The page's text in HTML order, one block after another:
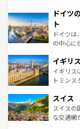
せる。地
ンテンツ
で、幅広
聖堂、美
から魅了
れ、フラ
香り高い
らに、
も豊かな
を参照し
ドイツ
ト
ドイツ
の中心に
顔を持つ
ルリンの
してライ
は、お酒好
ドイツ情
イギリス
イギリス
トミンス
リアごと
ティー、
戦など、
スイス
スイスの
な交通網